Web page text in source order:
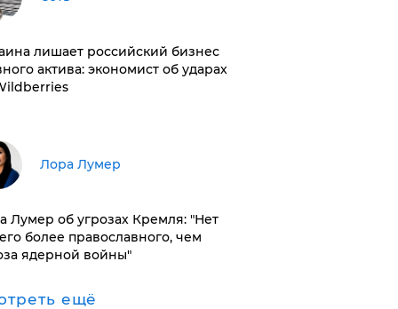
лишает российский бизнес
актива: экономист об ударах
​Лора Лумер
Лумер об угрозах Кремля: "Нет
более православного, чем
ядерной войны"
ещё